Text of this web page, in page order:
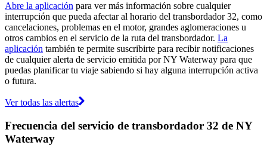
Abre la aplicación para ver más información sobre cualquier
interrupción que pueda afectar al horario del transbordador 32, como
cancelaciones, problemas en el motor, grandes aglomeraciones u
otros cambios en el servicio de la ruta del transbordador. La
aplicación también te permite suscribirte para recibir notificaciones
de cualquier alerta de servicio emitida por NY Waterway para que
puedas planificar tu viaje sabiendo si hay alguna interrupción activa
o futura.
Ver todas las alertas
Frecuencia del servicio de transbordador 32 de NY
Waterway